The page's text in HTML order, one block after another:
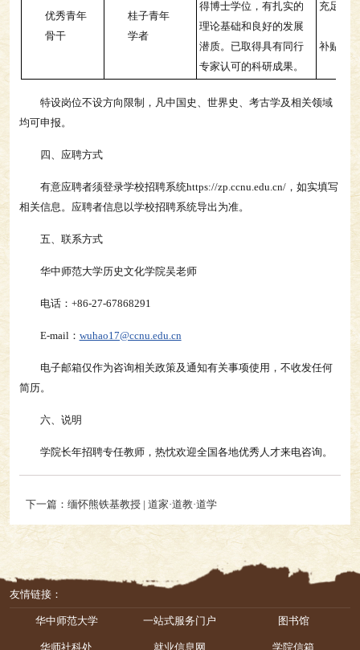
优秀青年
骨干
桂子青年
学者
得博士学位，有扎实的
理论基础和良好的发展
潜质。已取得具有同行
专家认可的科研成果。
充足的
补贴
另
特设岗位不设方向限制，凡中国史、世界史、考古学及相关领域
均可申报。
四、应聘方式
有意应聘者须登录学校招聘系统https://zp.ccnu.edu.cn/，如实填写
相关信息。应聘者信息以学校招聘系统导出为准。
五、联系方式
华中师范大学历史文化学院吴老师
电话：+86-27-67868291
E-mail： wuhao17@ccnu.edu.cn
电子邮箱仅作为咨询相关政策及通知有关事项使用，不收发任何
简历。
六、说明
学院长年招聘专任教师，热忱欢迎全国各地优秀人才来电咨询。
下一篇：缅怀熊铁基教授 | 道家·道教·道学
友情链接：
华中师范大学 一站式服务门户 图书馆
华师社科处 就业信息网 学院信箱